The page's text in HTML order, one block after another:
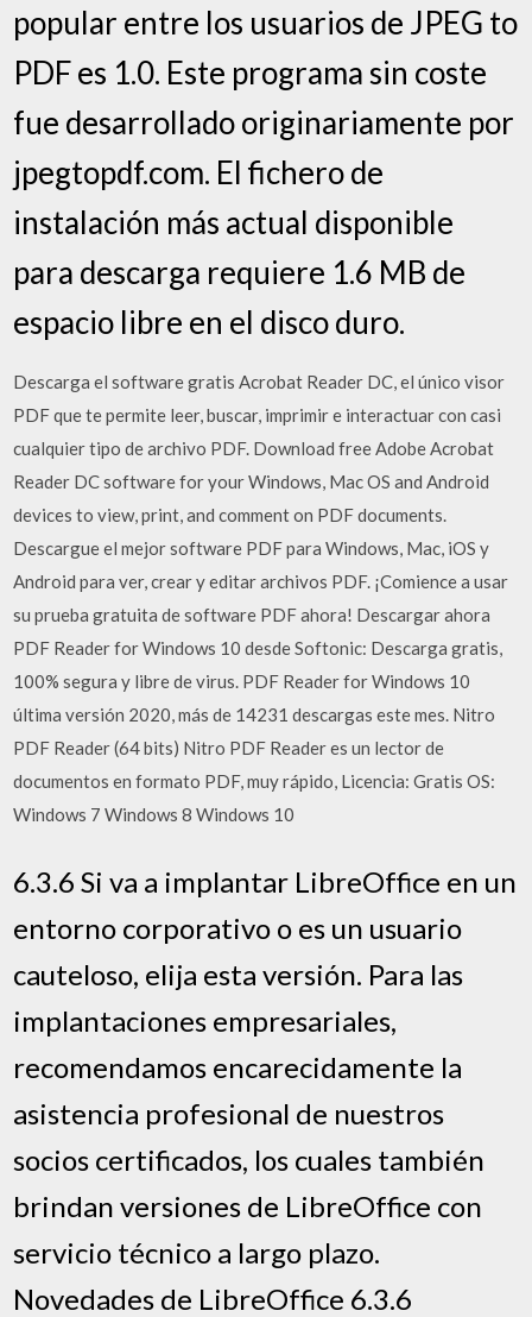
popular entre los usuarios de JPEG to
PDF es 1.0. Este programa sin coste
fue desarrollado originariamente por
jpegtopdf.com. El fichero de
instalación más actual disponible
para descarga requiere 1.6 MB de
espacio libre en el disco duro.
Descarga el software gratis Acrobat Reader DC, el único visor
PDF que te permite leer, buscar, imprimir e interactuar con casi
cualquier tipo de archivo PDF. Download free Adobe Acrobat
Reader DC software for your Windows, Mac OS and Android
devices to view, print, and comment on PDF documents.
Descargue el mejor software PDF para Windows, Mac, iOS y
Android para ver, crear y editar archivos PDF. ¡Comience a usar
su prueba gratuita de software PDF ahora! Descargar ahora
PDF Reader for Windows 10 desde Softonic: Descarga gratis,
100% segura y libre de virus. PDF Reader for Windows 10
última versión 2020, más de 14231 descargas este mes. Nitro
PDF Reader (64 bits) Nitro PDF Reader es un lector de
documentos en formato PDF, muy rápido, Licencia: Gratis OS:
Windows 7 Windows 8 Windows 10
6.3.6 Si va a implantar LibreOffice en un
entorno corporativo o es un usuario
cauteloso, elija esta versión. Para las
implantaciones empresariales,
recomendamos encarecidamente la
asistencia profesional de nuestros
socios certificados, los cuales también
brindan versiones de LibreOffice con
servicio técnico a largo plazo.
Novedades de LibreOffice 6.3.6